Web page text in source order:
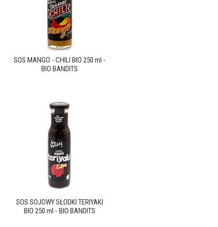
SOS MANGO - CHILI BIO 250 ml -
BIO BANDITS
SOS SOJOWY SŁODKI TERIYAKI
BIO 250 ml - BIO BANDITS